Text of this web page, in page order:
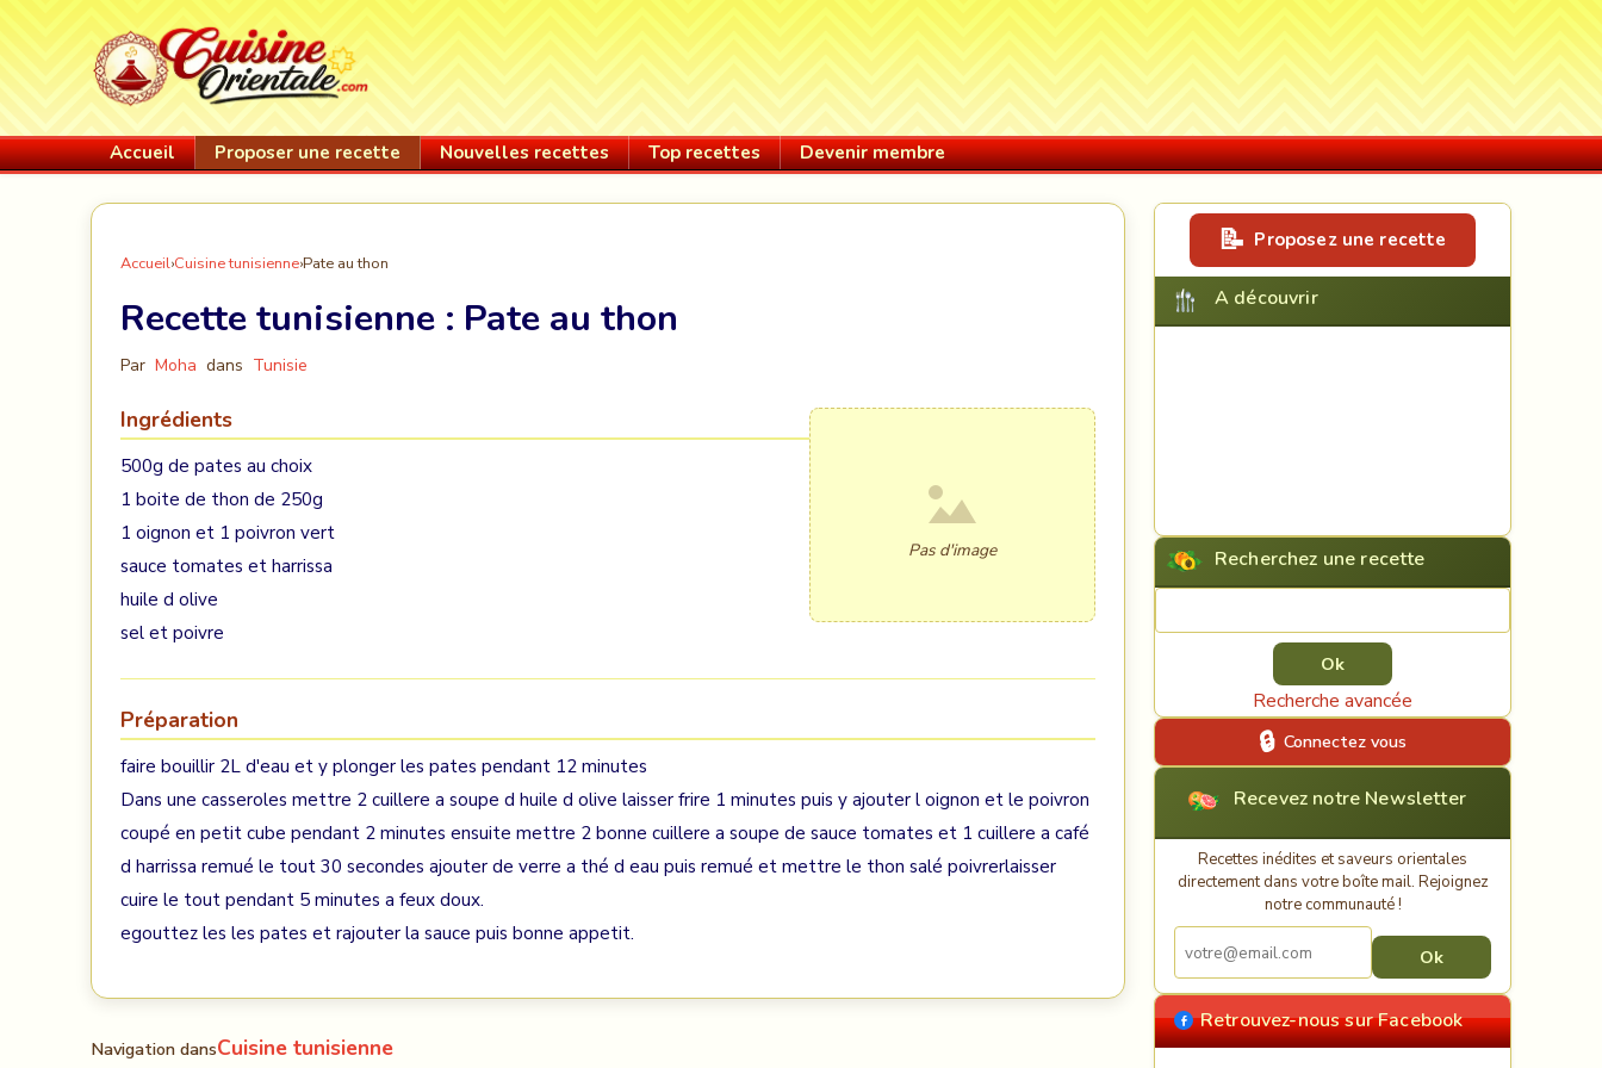
Accueil Proposer une recette Nouvelles recettes Top recettes Devenir membre
Accueil›Cuisine tunisienne›Pate au thon
Recette tunisienne : Pate au thon
Par Moha dans Tunisie
Pas d'image
Ingrédients
500g de pates au choix
1 boite de thon de 250g
1 oignon et 1 poivron vert
sauce tomates et harrissa
huile d olive
sel et poivre
Préparation
faire bouillir 2L d'eau et y plonger les pates pendant 12 minutes
Dans une casseroles mettre 2 cuillere a soupe d huile d olive laisser frire 1 minutes puis y ajouter l oignon et le poivron
coupé en petit cube pendant 2 minutes ensuite mettre 2 bonne cuillere a soupe de sauce tomates et 1 cuillere a café
d harrissa remué le tout 30 secondes ajouter de verre a thé d eau puis remué et mettre le thon salé poivrerlaisser
cuire le tout pendant 5 minutes a feux doux.
egouttez les les pates et rajouter la sauce puis bonne appetit.
Navigation dansCuisine tunisienne
Proposez une recette
A découvrir
Recherchez une recette
Recherche avancée
Connectez vous
Recevez notre Newsletter
Recettes inédites et saveurs orientales
directement dans votre boîte mail. Rejoignez
notre communauté !
Retrouvez-nous sur Facebook